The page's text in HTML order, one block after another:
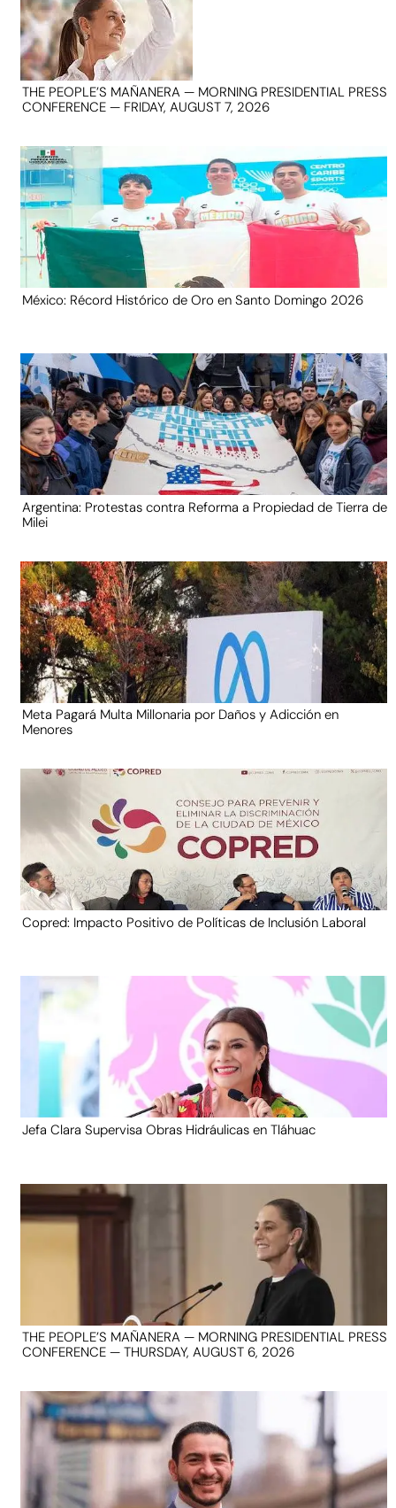
THE PEOPLE’S MAÑANERA — MORNING PRESIDENTIAL PRESS
CONFERENCE — FRIDAY, AUGUST 7, 2026
México: Récord Histórico de Oro en Santo Domingo 2026
Argentina: Protestas contra Reforma a Propiedad de Tierra de
Milei
Meta Pagará Multa Millonaria por Daños y Adicción en
Menores
Copred: Impacto Positivo de Políticas de Inclusión Laboral
Jefa Clara Supervisa Obras Hidráulicas en Tláhuac
THE PEOPLE’S MAÑANERA — MORNING PRESIDENTIAL PRESS
CONFERENCE — THURSDAY, AUGUST 6, 2026